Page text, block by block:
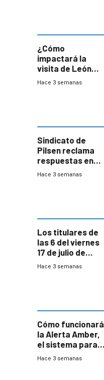
¿Cómo
impactará la
visita de León
XIV a Uruguay?
Hace 3 semanas
Sindicato de
Pilsen reclama
respuestas en
medio de
Hace 3 semanas
Los titulares de
las 6 del viernes
17 de julio de
2026
Hace 3 semanas
Cómo funcionará
la Alerta Amber,
el sistema para
la búsqueda
Hace 3 semanas